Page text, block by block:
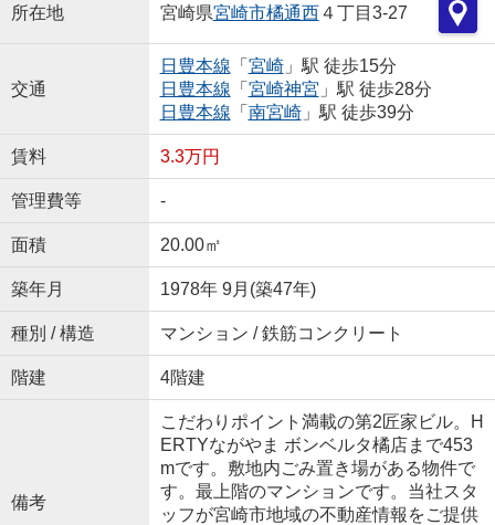
所在地 宮崎県宮崎市橘通西４丁目3-27
交通
日豊本線 「 宮崎」駅 徒歩15分
日豊本線 「 宮崎神宮 」駅 徒歩28分
日豊本線 「 南宮崎」駅 徒歩39分
賃料 3.3万円
管理費等 -
面積 20.00㎡
築年月 1978年 9月(築47年)
種別 / 構造 マンション / 鉄筋コンクリート
階建 4階建
備考
こだわりポイント満載の第2匠家ビル。H
ERTYながやま ボンベルタ橘店まで453
mです。敷地内ごみ置き場がある物件で
す。最上階のマンションです。当社スタ
ッフが宮崎市地域の不動産情報をご提供